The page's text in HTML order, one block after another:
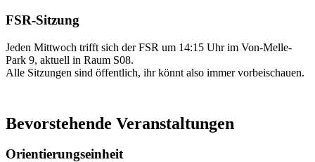
FSR-Sitzung
Jeden Mittwoch trifft sich der FSR um 14:15 Uhr im Von-Melle-
Park 9, aktuell in Raum S08.
Alle Sitzungen sind öffentlich, ihr könnt also immer vorbeischauen.
Bevorstehende Veranstaltungen
Orientierungseinheit